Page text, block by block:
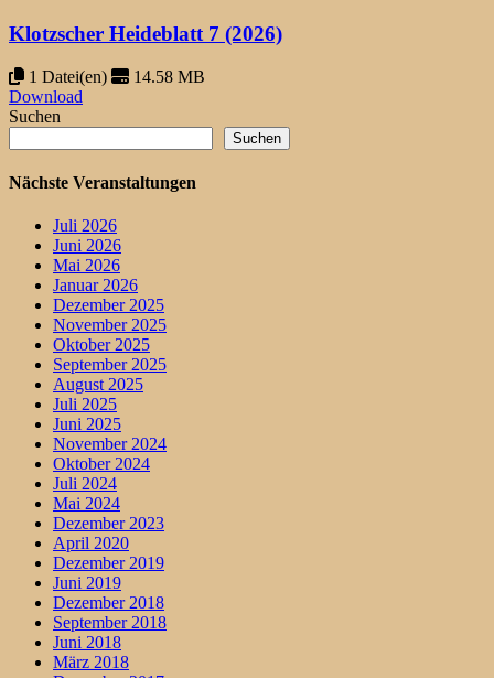
Klotzscher Heideblatt 7 (2026)
1 Datei(en)
14.58 MB
Download
Suchen
Suchen
Nächste Veranstaltungen
Juli 2026
Juni 2026
Mai 2026
Januar 2026
Dezember 2025
November 2025
Oktober 2025
September 2025
August 2025
Juli 2025
Juni 2025
November 2024
Oktober 2024
Juli 2024
Mai 2024
Dezember 2023
April 2020
Dezember 2019
Juni 2019
Dezember 2018
September 2018
Juni 2018
März 2018